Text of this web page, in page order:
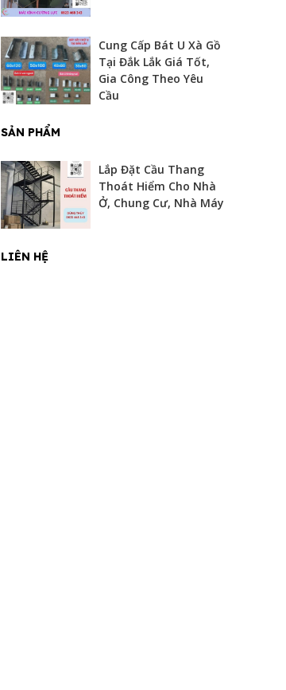
Cung Cấp Bát U Xà Gồ
Tại Đắk Lắk Giá Tốt,
Gia Công Theo Yêu
Cầu
SẢN PHẨM
Lắp Đặt Cầu Thang
Thoát Hiểm Cho Nhà
Ở, Chung Cư, Nhà Máy
LIÊN HỆ